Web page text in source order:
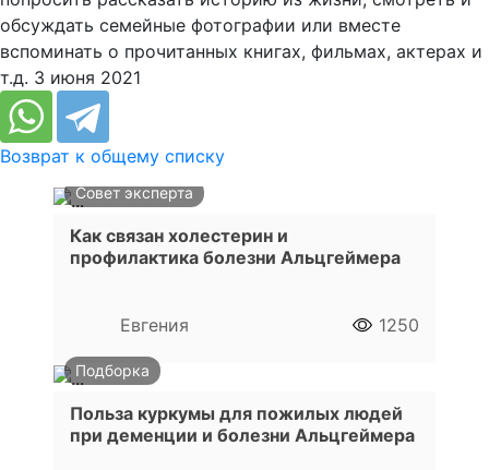
обсуждать семейные фотографии или вместе
вспоминать о прочитанных книгах, фильмах, актерах и
т.д. 3 июня 2021
Возврат к общему списку
Совет эксперта
Как связан холестерин и
профилактика болезни Альцгеймера
Евгения 1250
Подборка
Польза куркумы для пожилых людей
при деменции и болезни Альцгеймера